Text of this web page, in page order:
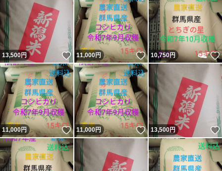
13,500円 いいね！
11,000円 いいね！
10,750円
11,000円 いいね！
11,000円 いいね！
13,500円